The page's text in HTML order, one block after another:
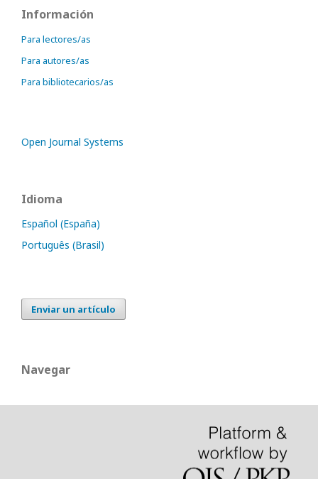
Información
Para lectores/as
Para autores/as
Para bibliotecarios/as
Open Journal Systems
Idioma
Español (España)
Português (Brasil)
Enviar un artículo
Navegar